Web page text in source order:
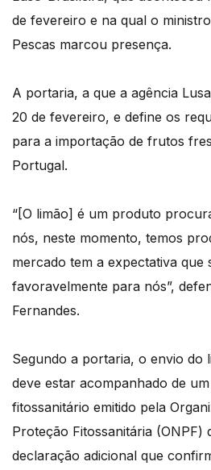
de fevereiro e na qual o
Pescas marcou presença.
A portaria, a que a agência
20 de fevereiro, e define os
para a importação de frutos
Portugal.
“[O limão] é um produto
nós, neste momento, temos
mercado tem a expectativa que
favoravelmente para nós”,
Fernandes.
Segundo a portaria, o envio do
deve estar acompanhado de
fitossanitário emitido pela
Proteção Fitossanitária (ONPF)
declaração adicional que